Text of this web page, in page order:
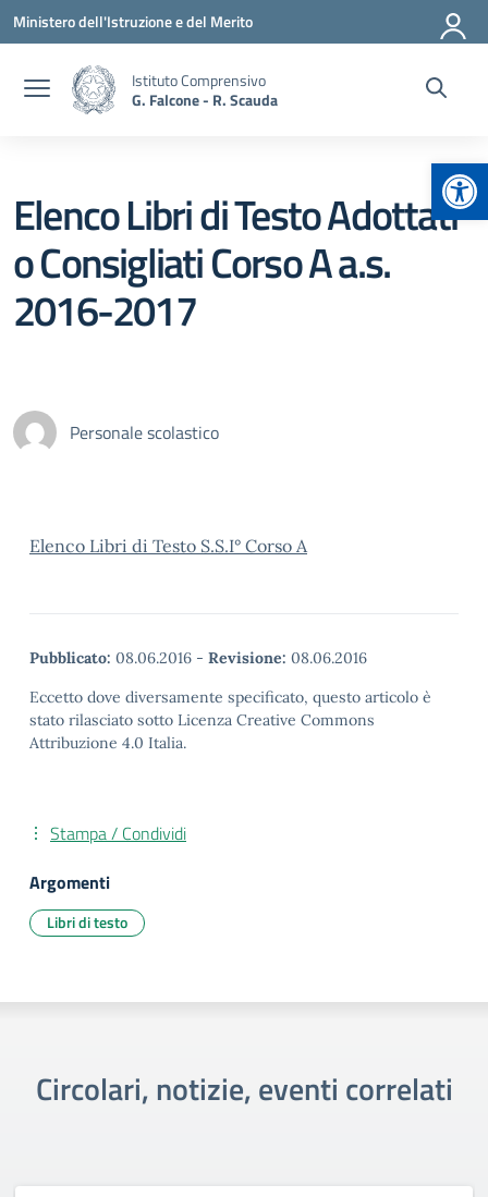
Vai ai contenuti
Vai al menu di navigazione
Vai al footer
Ministero dell'Istruzione e del Merito
Istituto Comprensivo
G. Falcone - R. Scauda
Elenco Libri di Testo Adottati
o Consigliati Corso A a.s.
2016-2017
Personale scolastico
Elenco Libri di Testo S.S.I° Corso A
Pubblicato: 08.06.2016 - Revisione: 08.06.2016
Eccetto dove diversamente specificato, questo articolo è
stato rilasciato sotto Licenza Creative Commons
Attribuzione 4.0 Italia.
Stampa / Condividi
Argomenti
Libri di testo
Circolari, notizie, eventi correlati